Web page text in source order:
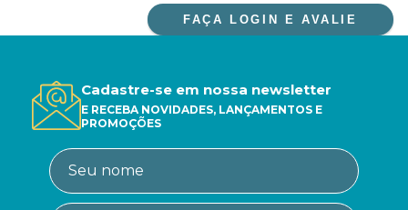
FAÇA LOGIN E AVALIE
Cadastre-se em nossa newsletter
E RECEBA NOVIDADES, LANÇAMENTOS E
PROMOÇÕES